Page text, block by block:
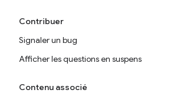
Contribuer
Signaler un bug
Afficher les questions en suspens
Contenu associé